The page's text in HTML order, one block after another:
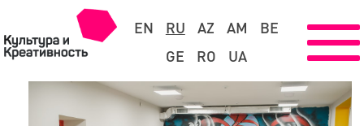
EN RU AZ AM
BE
GE
RO UA